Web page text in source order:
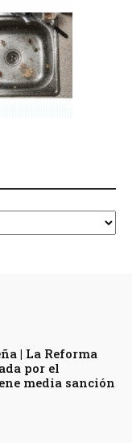
| La Reforma
por el
media sanción